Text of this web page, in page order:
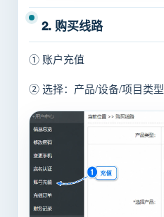
2. 购买线路
① 账户充值
② 选择：产品/设备/项目类型